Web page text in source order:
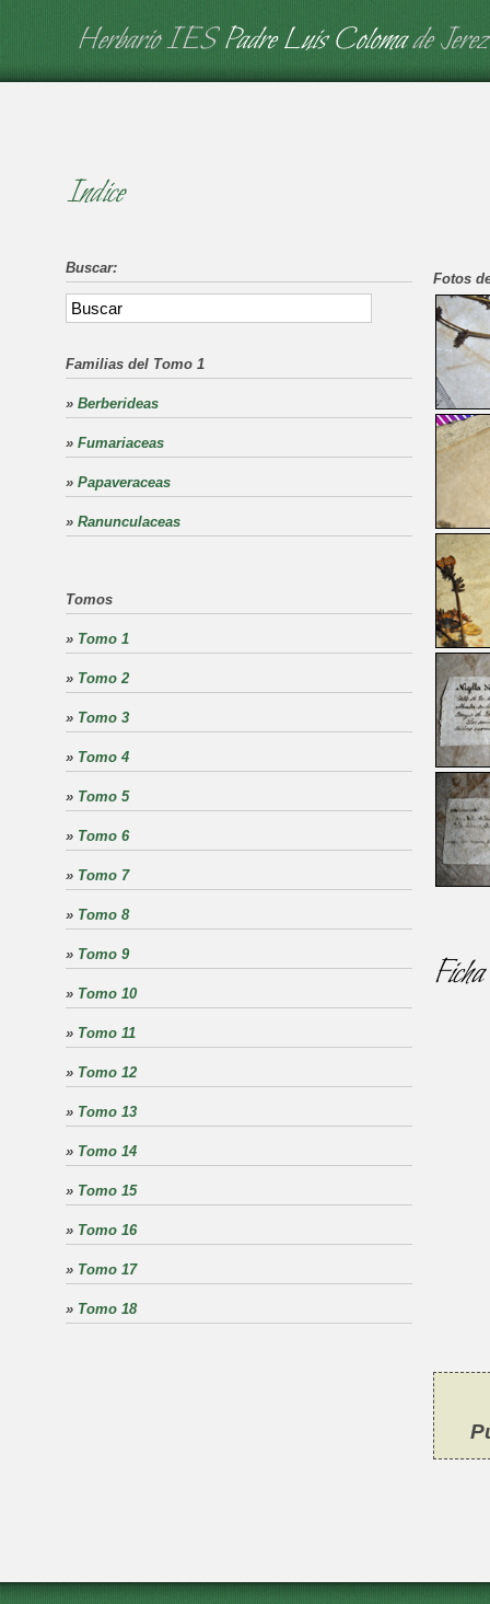
Herbario IES Padre Luis Colomade Jerez
Fotos
Indice
Buscar:
Familias del Tomo 1
» Berberideas
» Fumariaceas
» Papaveraceas
» Ranunculaceas
Tomos
» Tomo 1
» Tomo 2
» Tomo 3
» Tomo 4
» Tomo 5
» Tomo 6
» Tomo 7
» Tomo 8
» Tomo 9
» Tomo 10
» Tomo 11
» Tomo 12
» Tomo 13
» Tomo 14
» Tomo 15
» Tomo 16
» Tomo 17
» Tomo 18